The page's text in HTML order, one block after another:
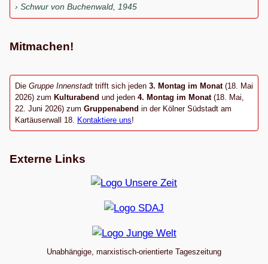
Schwur von Buchenwald, 1945
Mitmachen!
Die Gruppe Innenstadt trifft sich jeden 3. Montag im Monat (18. Mai
2026) zum Kulturabend und jeden 4. Montag im Monat(18. Mai,
22. Juni 2026) zum Gruppenabend in der Kölner Südstadt am
Kartäuserwall 18. Kontaktiere uns!
Externe Links
Unabhängige, marxistisch-orientierte Tageszeitung